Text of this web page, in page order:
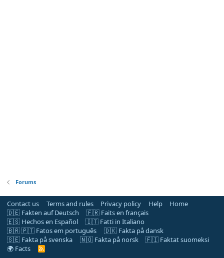
Forums
Contact us Terms and rules Privacy policy Help
Home
🇩🇪 Fakten auf Deutsch
🇫🇷 Faits en français
🇪🇸 Hechos en Español
🇮🇹 Fatti in Italiano
🇧🇷 🇵🇹 Fatos em português
🇩🇰 Fakta på dansk
🇸🇪 Fakta på svenska
🇳🇴 Fakta på norsk
🇫🇮 Faktat suomeksi
🌍 Facts
R